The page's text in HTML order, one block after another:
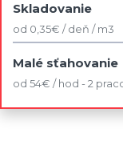
Skladovanie
od 0,35€ / deň / m3
Malé sťahovanie
od 54€ / hod - 2